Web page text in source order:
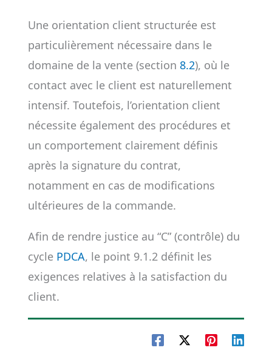
Une orientation client structurée est
particulièrement nécessaire dans le
domaine de la vente (section 8.2), où le
contact avec le client est naturellement
intensif. Toutefois, l’orientation client
nécessite également des procédures et
un comportement clairement définis
après la signature du contrat,
notamment en cas de modifications
ultérieures de la commande.
Afin de rendre justice au “C” (contrôle) du
cycle PDCA, le point 9.1.2 définit les
exigences relatives à la satisfaction du
client.